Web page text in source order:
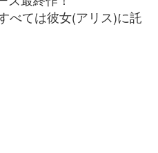
ては彼女(アリス)に託